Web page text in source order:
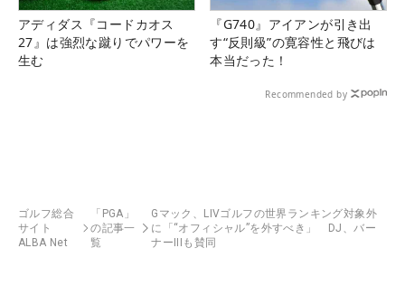
アディダス『コードカオス
27』は強烈な蹴りでパワーを
生む
『G740』アイアンが引き出
す“反則級”の寛容性と飛びは
本当だった！
Recommended by
ゴルフ総合
サイト
ALBA Net
「PGA」
の記事一
覧
Gマック、LIVゴルフの世界ランキング対象外
に「“オフィシャル”を外すべき」 DJ、バー
ナーIIIも賛同